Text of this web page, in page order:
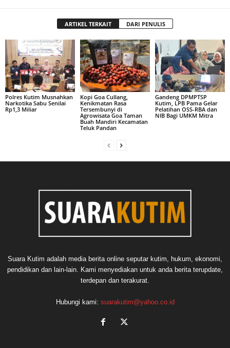
ARTIKEL TERKAIT DARI PENULIS
Polres Kutim Musnahkan
Narkotika Sabu Senilai
Rp1,3 Miliar
Kopi Goa Cullang,
Kenikmatan Rasa
Tersembunyi di
Agrowisata Goa Taman
Buah Mandiri Kecamatan
Teluk Pandan
Gandeng DPMPTSP
Kutim, LPB Pama Gelar
Pelatihan OSS-RBA dan
NIB Bagi UMKM Mitra
Suara Kutim adalah media berita online seputar kutim, hukum, ekonomi,
pendidikan dan lain-lain. Kami menyediakan untuk anda berita terupdate,
terdepan dan terakurat.
Hubungi kami: suarakutim@yahoo.co.id